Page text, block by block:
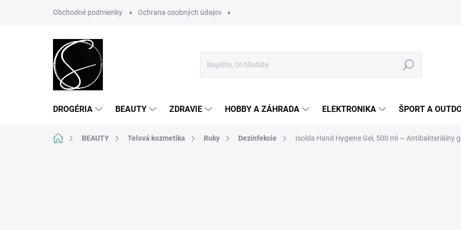
Obchodné podmienky Ochrana osobných údajov
Hľadať
DROGÉRIA BEAUTY ZDRAVIE HOBBY A ZÁHRADA ELEKTRONIKA ŠPORT A
DomovBEAUTY Telová kozmetika Ruky Dezinfekcie Isolda Hand Hygiene Gel, 500 ml — Antibakteriálny